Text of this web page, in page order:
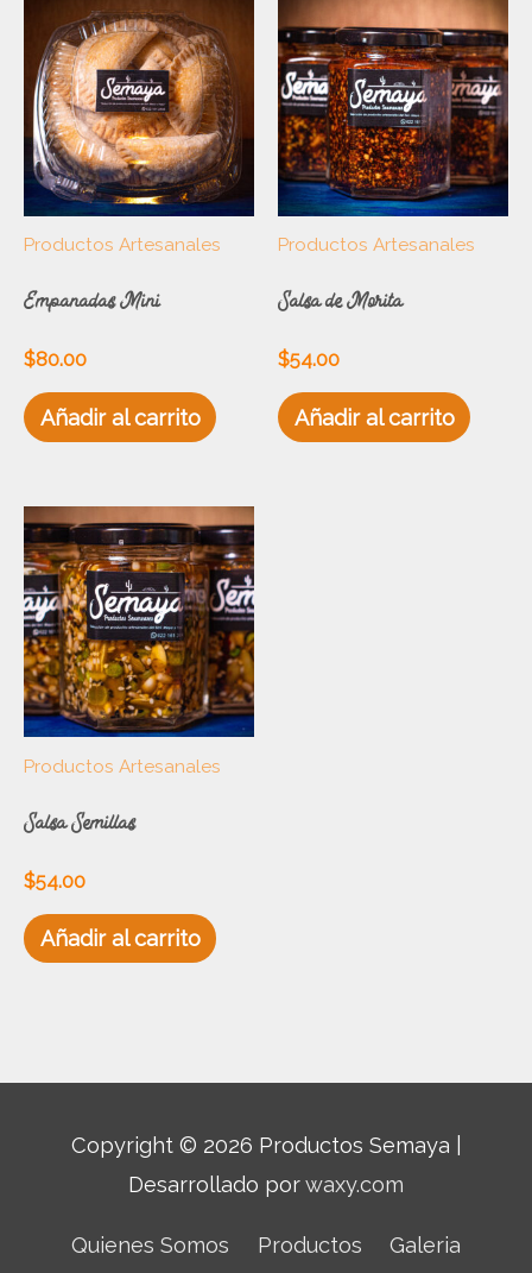
Productos Artesanales
Empanadas Mini
$80.00
Añadir al carrito
Productos Artesanales
Salsa de Morita
$54.00
Añadir al carrito
Productos Artesanales
Salsa Semillas
$54.00
Añadir al carrito
Copyright © 2026 Productos Semaya |
Desarrollado porwaxy.com
Quienes Somos Productos
Galeria